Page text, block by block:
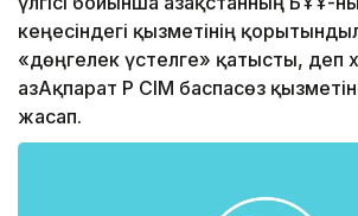
кеңесіндегі қызметінің
«дөңгелек үстелге» қатысты, деп
ҚазАқпарат ҚР СІМ баспасөз
жасап.